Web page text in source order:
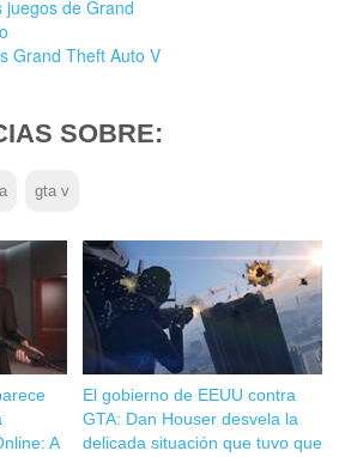
juegos de Grand
Grand Theft Auto V
SOBRE:
gta v
A
El gobierno de EEUU contra
GTA: Dan Houser desvela la
delicada situación que tuvo que